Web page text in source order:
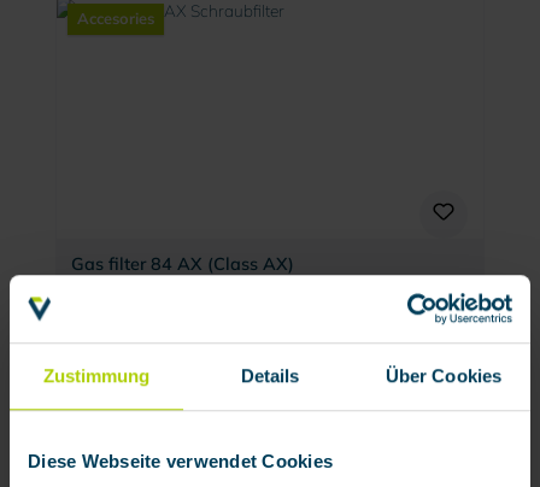
Zustimmung Details Über Cookies
Diese Webseite verwendet Cookies
Accesories
Gas filter 84 AX (Class AX)
€18.40 / each